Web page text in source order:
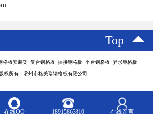
Top
格板安装夹 复合钢格板 插接钢格板 平台钢格板 异形钢格板
版权所有：常州市格美瑞钢格板有限公司
在线QQ 18915863310 在线留言